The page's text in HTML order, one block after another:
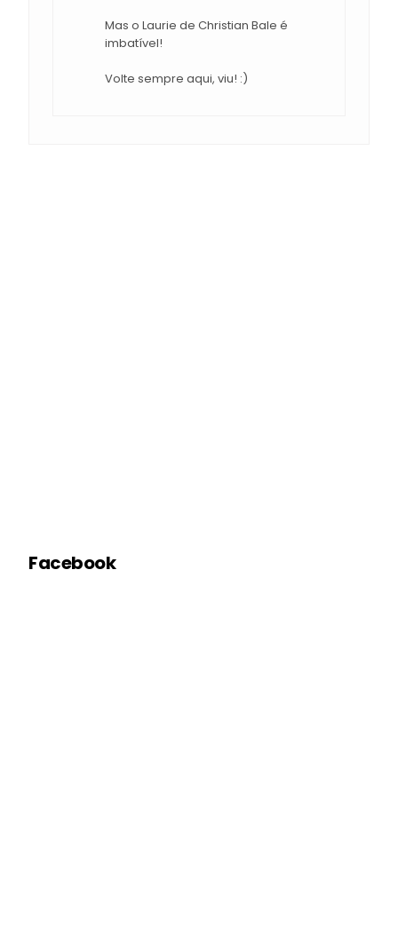
Mas o Laurie de Christian Bale é
imbatível!
Volte sempre aqui, viu! :)
Facebook